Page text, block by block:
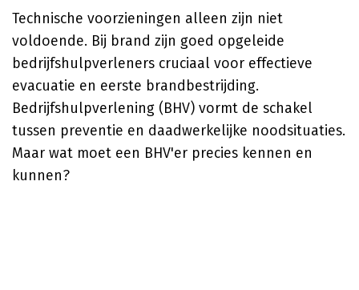
Technische voorzieningen alleen zijn niet
voldoende. Bij brand zijn goed opgeleide
bedrijfshulpverleners cruciaal voor effectieve
evacuatie en eerste brandbestrijding.
Bedrijfshulpverlening (BHV) vormt de schakel
tussen preventie en daadwerkelijke noodsituaties.
Maar wat moet een BHV'er precies kennen en
kunnen?